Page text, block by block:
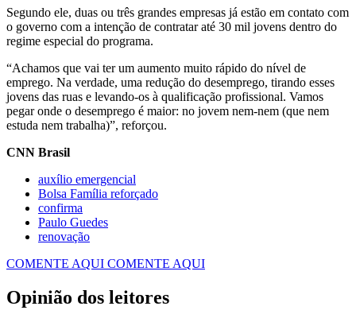
Segundo ele, duas ou três grandes empresas já estão em contato com
o governo com a intenção de contratar até 30 mil jovens dentro do
regime especial do programa.
“Achamos que vai ter um aumento muito rápido do nível de
emprego. Na verdade, uma redução do desemprego, tirando esses
jovens das ruas e levando-os à qualificação profissional. Vamos
pegar onde o desemprego é maior: no jovem nem-nem (que nem
estuda nem trabalha)”, reforçou.
CNN Brasil
auxílio emergencial
Bolsa Família reforçado
confirma
Paulo Guedes
renovação
COMENTE AQUI COMENTE AQUI
Opinião dos leitores